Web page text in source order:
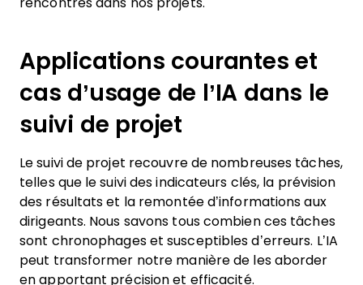
rencontrés dans nos projets.
Applications courantes et
cas d’usage de l’IA dans le
suivi de projet
Le suivi de projet recouvre de nombreuses tâches,
telles que le suivi des indicateurs clés, la prévision
des résultats et la remontée d’informations aux
dirigeants. Nous savons tous combien ces tâches
sont chronophages et susceptibles d’erreurs. L’IA
peut transformer notre manière de les aborder
en apportant précision et efficacité.